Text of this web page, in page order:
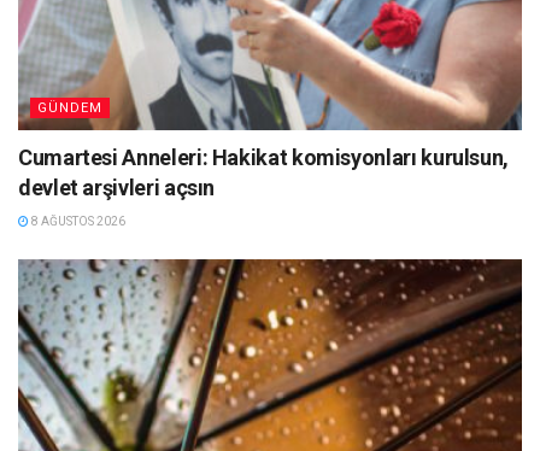
GÜNDEM
Cumartesi Anneleri: Hakikat komisyonları kurulsun,
devlet arşivleri açsın
8 AĞUSTOS 2026